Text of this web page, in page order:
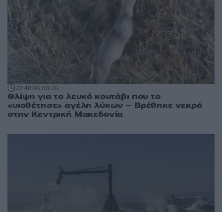
22:4806.08.26
Θλίψη για το λευκό κουτάβι που το
«υιοθέτησε» αγέλη λύκων – Βρέθηκε νεκρό
στην Κεντρική Μακεδονία